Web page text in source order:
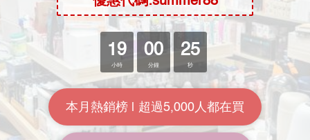
關於我們
加入我們
批發查詢
KOL計劃
常用資訊